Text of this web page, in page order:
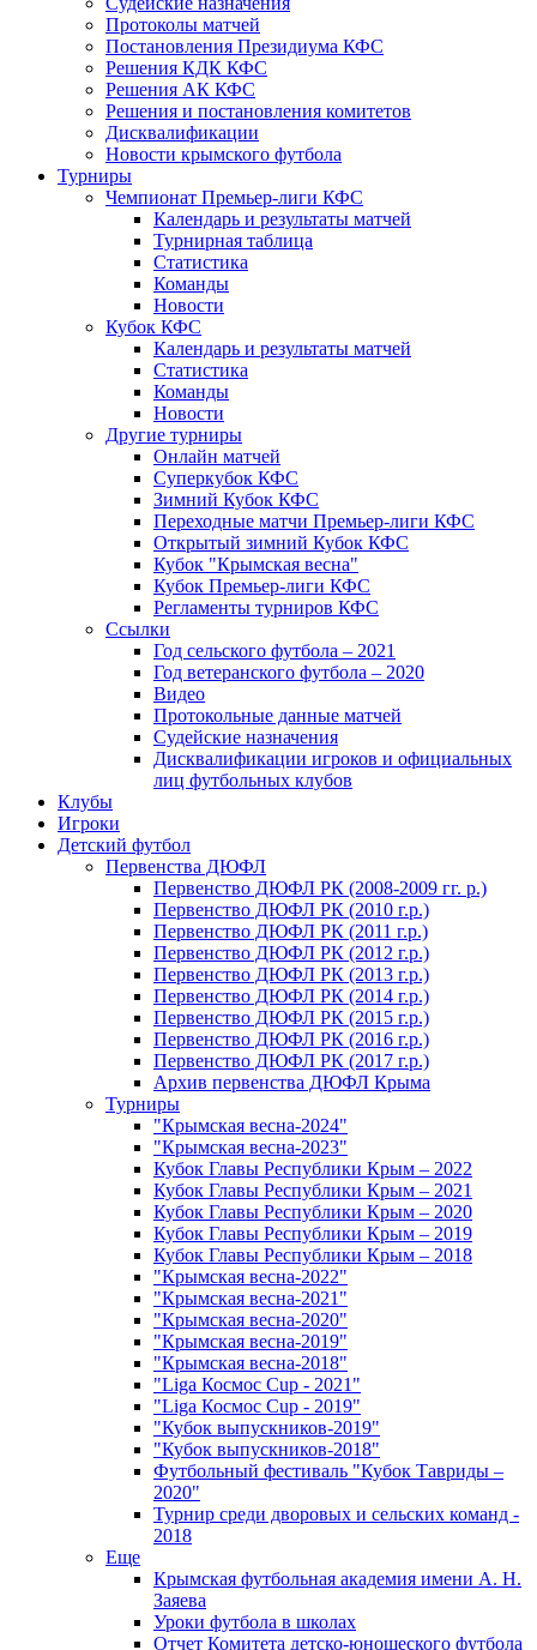
Протоколы матчей
Постановления Президиума КФС
Решения КДК КФС
Решения АК КФС
Решения и постановления комитетов
Дисквалификации
Новости крымского футбола
Турниры
Чемпионат Премьер-лиги КФС
Календарь и результаты матчей
Турнирная таблица
Статистика
Команды
Новости
Кубок КФС
Календарь и результаты матчей
Статистика
Команды
Новости
Другие турниры
Онлайн матчей
Суперкубок КФС
Зимний Кубок КФС
Переходные матчи Премьер-лиги КФС
Открытый зимний Кубок КФС
Кубок "Крымская весна"
Кубок Премьер-лиги КФС
Регламенты турниров КФС
Ссылки
Год сельского футбола – 2021
Год ветеранского футбола – 2020
Видео
Протокольные данные матчей
Судейские назначения
Дисквалификации игроков и официальных
лиц футбольных клубов
Клубы
Игроки
Детский футбол
Первенства ДЮФЛ
Первенство ДЮФЛ РК (2008-2009 гг. р.)
Первенство ДЮФЛ РК (2010 г.р.)
Первенство ДЮФЛ РК (2011 г.р.)
Первенство ДЮФЛ РК (2012 г.р.)
Первенство ДЮФЛ РК (2013 г.р.)
Первенство ДЮФЛ РК (2014 г.р.)
Первенство ДЮФЛ РК (2015 г.р.)
Первенство ДЮФЛ РК (2016 г.р.)
Первенство ДЮФЛ РК (2017 г.р.)
Архив первенства ДЮФЛ Крыма
Турниры
"Крымская весна-2024"
"Крымская весна-2023"
Кубок Главы Республики Крым – 2022
Кубок Главы Республики Крым – 2021
Кубок Главы Республики Крым – 2020
Кубок Главы Республики Крым – 2019
Кубок Главы Республики Крым – 2018
"Крымская весна-2022"
"Крымская весна-2021"
"Крымская весна-2020"
"Крымская весна-2019"
"Крымская весна-2018"
"Liga Космос Cup - 2021"
"Liga Космос Cup - 2019"
"Кубок выпускников-2019"
"Кубок выпускников-2018"
Футбольный фестиваль "Кубок Тавриды –
2020"
Турнир среди дворовых и сельских команд -
2018
Еще
Крымская футбольная академия имени А. Н.
Заяева
Уроки футбола в школах
Отчет Комитета детско-юношеского футбола